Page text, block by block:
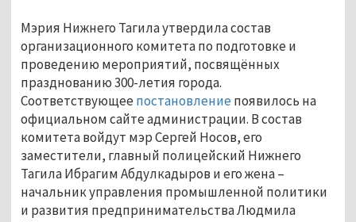
Мэрия Нижнего Тагила утвердила состав
организационного комитета по подготовке и
проведению мероприятий, посвящённых
празднованию 300-летия города.
Соответствующее постановление появилось на
официальном сайте администрации. В состав
комитета войдут мэр Сергей Носов, его
заместители, главный полицейский Нижнего
Тагила Ибрагим Абдулкадыров и его жена –
начальник управления промышленной политики
и развития предпринимательства Людмила